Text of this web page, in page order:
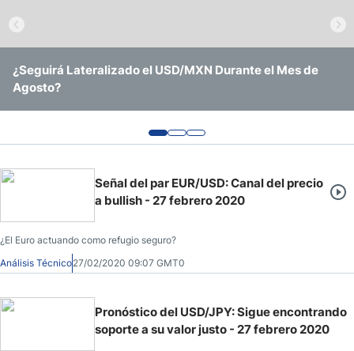
Precio del Petróleo
Pronóstico Semanal Forex
¿Seguirá Lateralizado el USD/MXN Durante el Mes de
Agosto?
EUR/USD Continúa Operando Sin Ninguna Convicción
Clara
USD/BRL Se Mantiene en Rango Amid Recorte de Tasas y
Vigilancia Electoral
Señal del par EUR/USD: Canal del precio
a bullish - 27 febrero 2020
¿El Euro actuando como refugio seguro?
Análisis Técnico27/02/2020 09:07 GMT0
Pronóstico del USD/JPY: Sigue encontrando
soporte a su valor justo - 27 febrero 2020